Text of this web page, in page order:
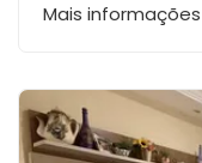
Mais informações